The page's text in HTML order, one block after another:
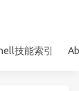
技能索引